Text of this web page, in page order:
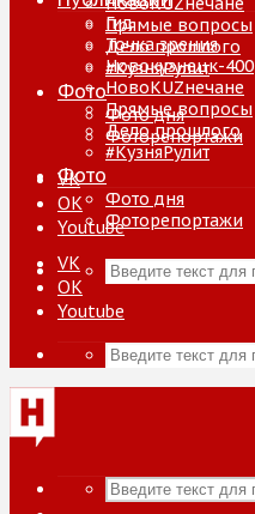
Прямые вопросы
Дело прошлого
#КузняРулит
Фото
Фото дня
Фоторепортажи
VK
ОК
Youtube
Гид
Точка зрения
Новокузнецк-400
НовоKUZнечане
Прямые вопросы
Дело прошлого
#КузняРулит
Фото
Фото дня
Фоторепортажи
VK
ОК
Youtube